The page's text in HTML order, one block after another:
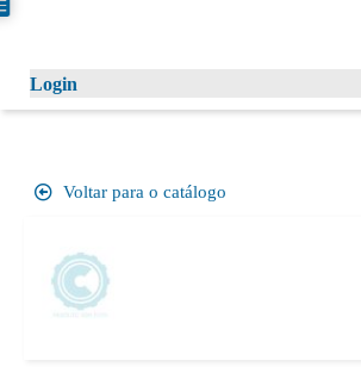
Login
Voltar para o catálogo